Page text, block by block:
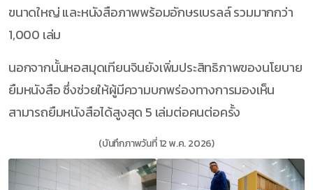
ขนาดใหญ่ และหนังสือภาพพร้อมอักษรเบรลล์ รวมมากกว่า
1,000 เล่ม
นอกจากนั้นหอสมุดเทียนจินยังเพิ่มประสิทธิภาพของนโยบาย
ยืมหนังสือ ซึ่งช่วยให้ผู้มีความบกพร่องทางการมองเห็น
สามารถยืมหนังสือได้สูงสุด 5 เล่มต่อคนต่อครั้ง
(บันทึกภาพวันที่ 12 พ.ค. 2026)